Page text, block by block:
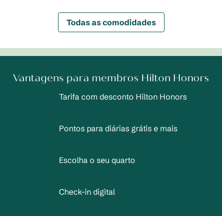
Todas as comodidades
Vantagens para membros Hilton Honors
Tarifa com desconto Hilton Honors
Pontos para diárias grátis e mais
Escolha o seu quarto
Check-in digital